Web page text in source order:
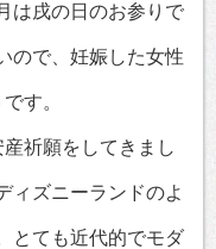
は戌の日のお参りで
ので、妊娠した女性
す。
祈願をしてきまし
ィズニーランドのよ
とても近代的でモダ